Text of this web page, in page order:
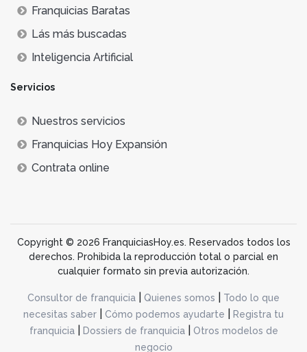
Franquicias Baratas
Lás más buscadas
Inteligencia Artificial
Servicios
Nuestros servicios
Franquicias Hoy Expansión
Contrata online
Copyright © 2026 FranquiciasHoy.es. Reservados todos los
derechos. Prohibida la reproducción total o parcial en
cualquier formato sin previa autorización.
Consultor de franquicia Quienes somos
Todo lo que
necesitas saber
Cómo podemos ayudarte
Registra tu
franquicia| Dossiers de franquicia|
Otros modelos de
negocio